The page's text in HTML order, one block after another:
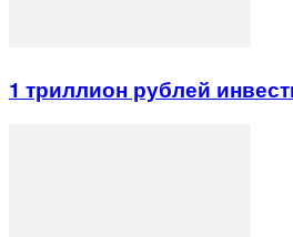
1 триллион рублей